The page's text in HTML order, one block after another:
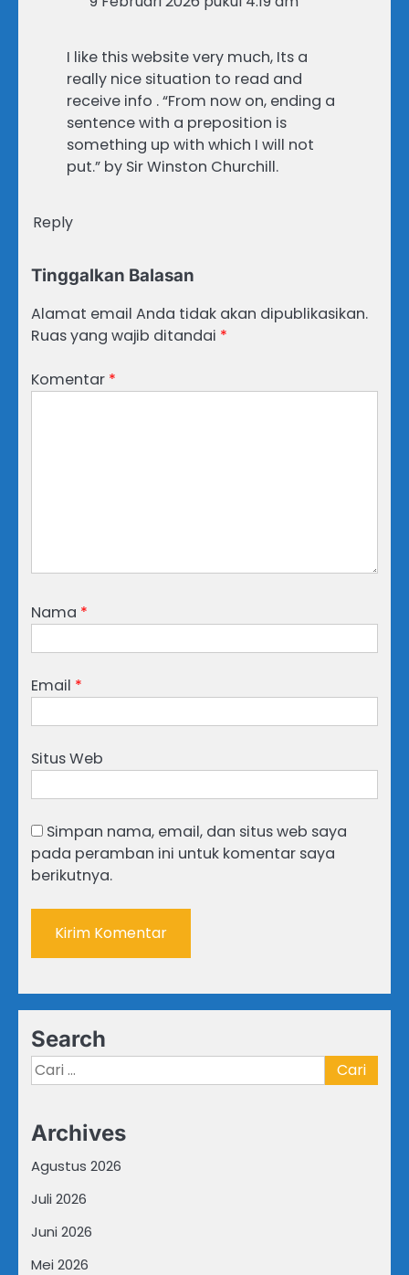
I like this website very much, Its a
really nice situation to read and
receive info . “From now on, ending a
sentence with a preposition is
something up with which I will not
put.” by Sir Winston Churchill.
Reply
Tinggalkan Balasan
Alamat email Anda tidak akan dipublikasikan.
Ruas yang wajib ditandai *
Komentar *
Nama *
Email *
Situs Web
Simpan nama, email, dan situs web saya
pada peramban ini untuk komentar saya
berikutnya.
Search
Cari
untuk:
Archives
Agustus 2026
Juli 2026
Juni 2026
Mei 2026